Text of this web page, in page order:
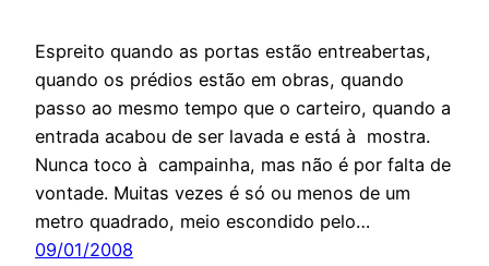
Espreito quando as portas estão entreabertas,
quando os prédios estão em obras, quando
passo ao mesmo tempo que o carteiro, quando a
entrada acabou de ser lavada e está à mostra.
Nunca toco à campainha, mas não é por falta de
vontade. Muitas vezes é só ou menos de um
metro quadrado, meio escondido pelo…
09/01/2008